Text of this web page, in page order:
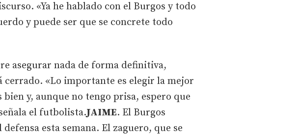
«Ya he hablado con el Burgos y todo
y puede ser que se concrete todo
asegurar nada de forma definitiva,
cerrado. «Lo importante es elegir la mejor
y, aunque no tengo prisa, espero que
el futbolista.JAIME. El Burgos
esta semana. El zaguero, que se